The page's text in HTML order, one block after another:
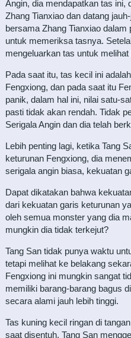
Angin, dia mendapatkan tas ini,
Zhang Tianxiao dan datang
bersama Zhang Tianxiao
untuk memeriksa tasnya.
mengeluarkan tas untuk
Pada saat itu, tas kecil ini
Fengxiong, dan pada saat itu
panik, dalam hal ini, nilai satu-
pasti tidak akan rendah. Tidak
Serigala Angin dan dia telah
Lebih penting lagi, ketika Tang
keturunan Fengxiong, dia
serigala angin biasa, kekuatan
Dapat dikatakan bahwa
dari kekuatan garis keturunan
oleh semua monster yang dia
mungkin dia tidak terkejut?
Tang San tidak punya waktu
tetapi melihat ke belakang
Fengxiong ini mungkin sangat
memiliki barang-barang bagus
secara alami jauh lebih tinggi.
Tas kuning kecil ringan di
saat disentuh. Tang San